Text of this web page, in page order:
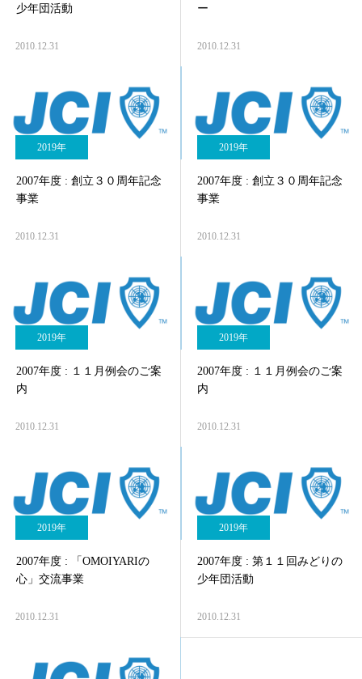
少年団活動
2010.12.31
ー
2010.12.31
2019年
2007年度 : 創立３０周年記念
事業
2010.12.31
2019年
2007年度 : 創立３０周年記念
事業
2010.12.31
2019年
2007年度 : １１月例会のご案
内
2010.12.31
2019年
2007年度 : １１月例会のご案
内
2010.12.31
2019年
2007年度 : 「OMOIYARIの
心」交流事業
2010.12.31
2019年
2007年度 : 第１１回みどりの
少年団活動
2010.12.31